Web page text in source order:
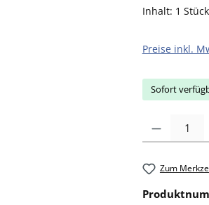
Inhalt: 1 Stück
Preise inkl.
Sofort
Zum